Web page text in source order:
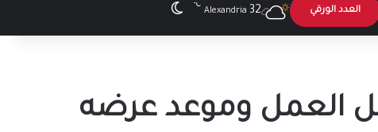
العدد الورقي Alexandria 32
℃ الوضع المظلم
العمل وموعد عرضه